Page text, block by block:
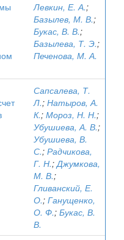
Левкин, Е. А.;
Базылев, М. В.;
Букас, В. В.;
Базылева, Т. Э.;
Печенова, М. А.
Сапсалева, Т.
Л.; Натыров, А.
К.; Мороз, Н. Н.;
Убушиева, А. В.;
Убушиева, В.
С.; Радчикова,
Г. Н.;Джумкова,
М. В.;
Гливанский, Е.
О.; Ганущенко,
О. Ф.; Букас, В.
В.